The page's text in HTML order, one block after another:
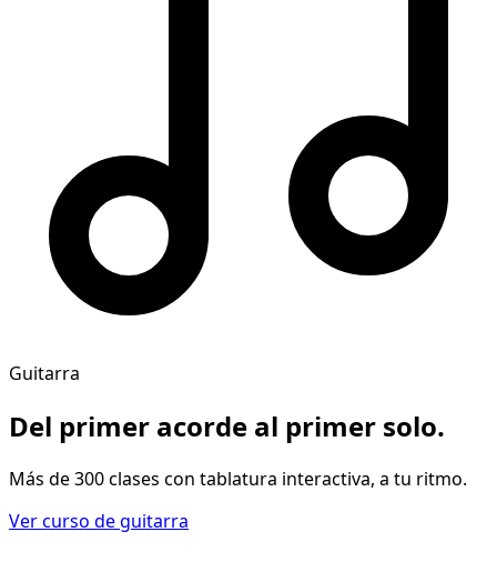
Guitarra
Del primer acorde al primer solo.
Más de 300 clases con tablatura interactiva, a tu ritmo.
Ver curso de guitarra